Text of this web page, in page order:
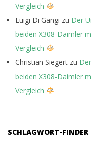
Vergleich
Luigi Di Gangi zu Der
beiden X308-Daimler
Vergleich
Christian Siegert zu
beiden X308-Daimler
Vergleich
SCHLAGWORT-FINDER